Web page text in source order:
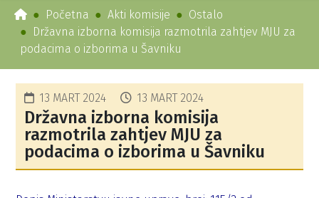
Početna Akti komisije
Ostalo
Državna izborna komisija razmotrila zahtjev MJU za
podacima o izborima u Šavniku
13 MART 2024 13 MART 2024
Državna izborna komisija
razmotrila zahtjev MJU za
podacima o izborima u Šavniku